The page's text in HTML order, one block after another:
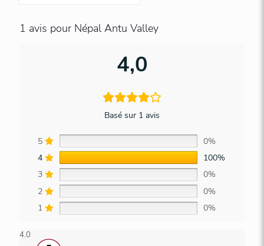
1 avis pour Népal Antu Valley
4,0
Basé sur 1 avis
5
0%
4
100%
3
0%
2
0%
1
0%
4.0